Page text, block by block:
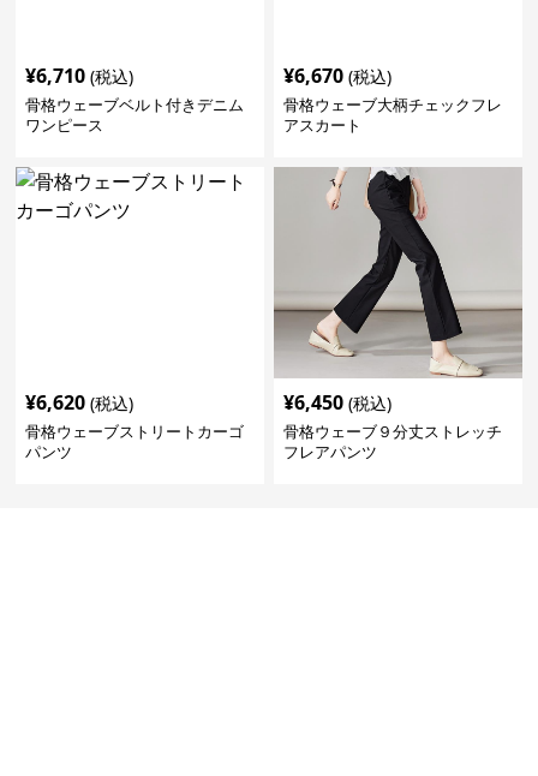
¥6,710 (税込)
骨格ウェーブベルト付きデニム
ワンピース
¥6,670 (税込)
骨格ウェーブ大柄チェックフレ
アスカート
¥6,620 (税込)
骨格ウェーブストリートカーゴ
パンツ
¥6,450 (税込)
骨格ウェーブ９分丈ストレッチ
フレアパンツ